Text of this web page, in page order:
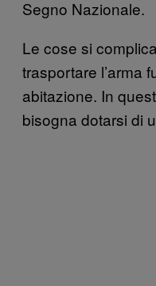
Segno Nazionale.
Le cose si
trasportare l’arma
abitazione. In
bisogna dotarsi di